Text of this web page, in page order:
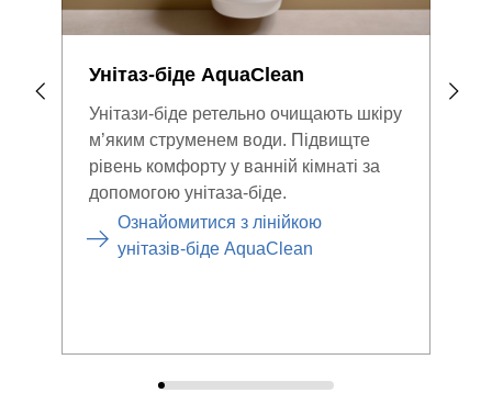
Унітаз-біде AquaClean
Унітази-біде ретельно очищають шкіру
м’яким струменем води. Підвищте
рівень комфорту у ванній кімнаті за
допомогою унітаза-біде.
Ознайомитися з лінійкою
унітазів-біде AquaClean